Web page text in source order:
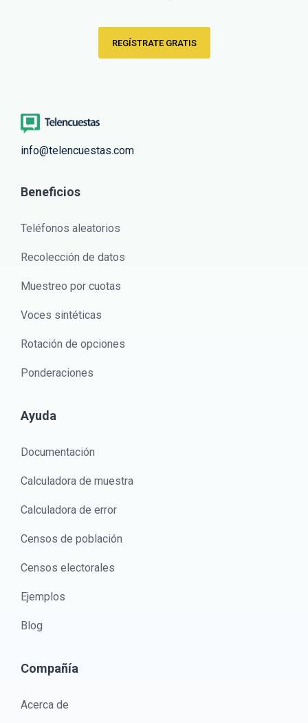
REGÍSTRATE GRATIS
info@telencuestas.com
Beneficios
Teléfonos aleatorios
Recolección de datos
Muestreo por cuotas
Voces sintéticas
Rotación de opciones
Ponderaciones
Ayuda
Documentación
Calculadora de muestra
Calculadora de error
Censos de población
Censos electorales
Ejemplos
Blog
Compañía
Acerca de